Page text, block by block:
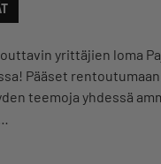
yrittäjien loma
Pääset
teemoja yhdessä